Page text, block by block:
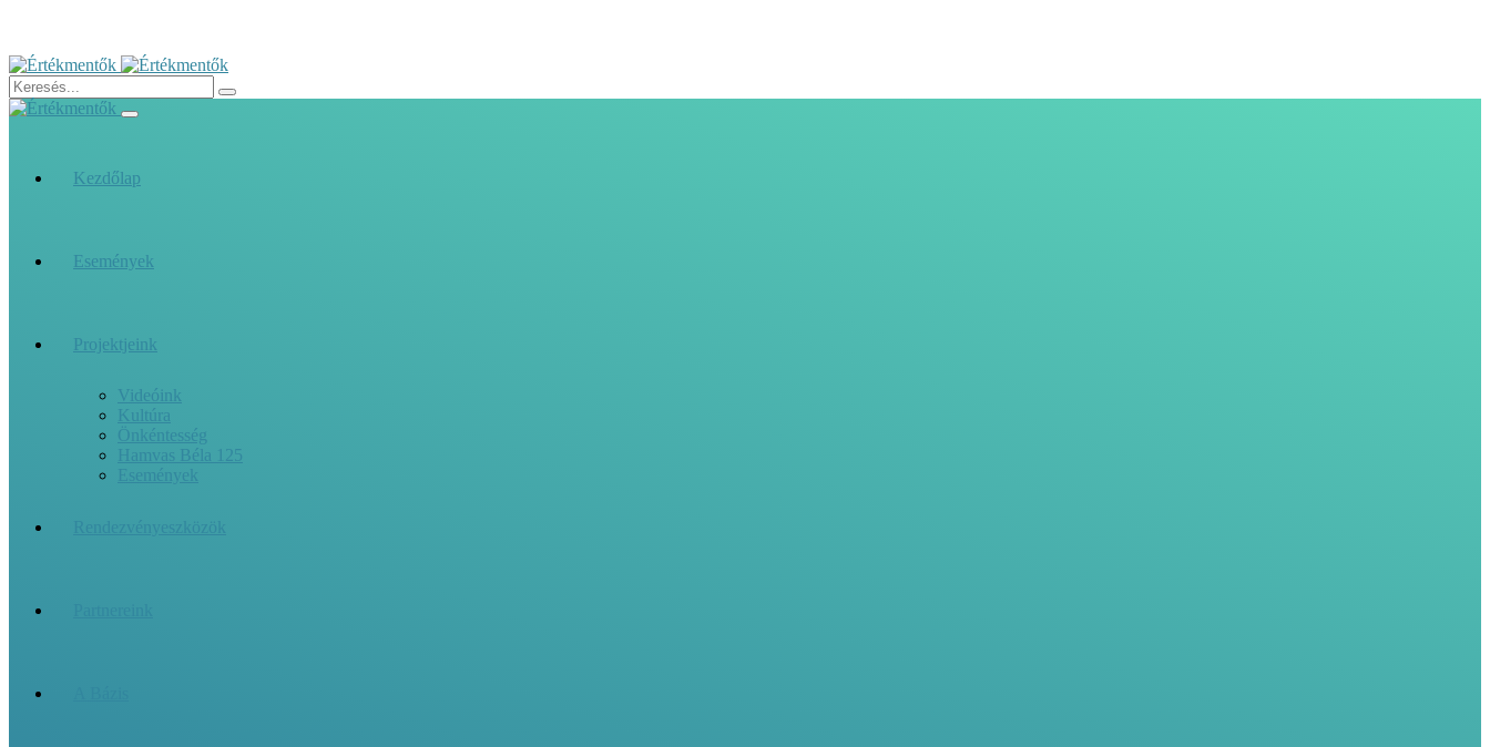
Kezdőlap
Események
Projektjeink
Videóink
Kultúra
Önkéntesség
Hamvas Béla 125
Események
Rendezvényeszközök